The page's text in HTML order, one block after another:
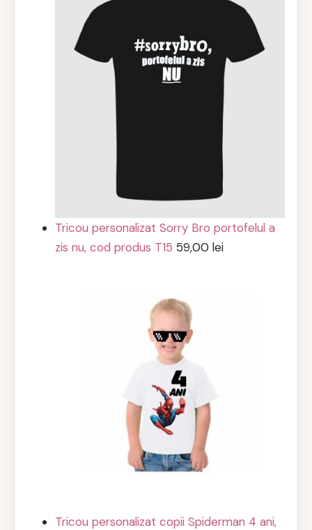
39,99 lei.
Tricou personalizat Sorry Bro portofelul a
zis nu, cod produs T15 59,00lei
Tricou personalizat copii Spiderman 4 ani,